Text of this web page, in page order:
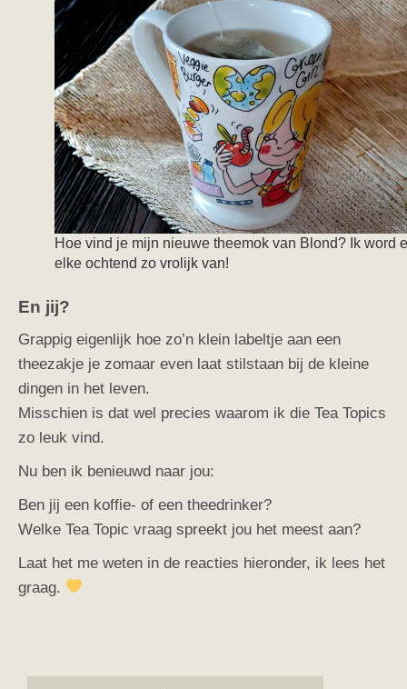
Hoe vind je mijn nieuwe theemok van Blond? Ik word
elke ochtend zo vrolijk van!
En jij?
Grappig eigenlijk hoe zo’n klein labeltje aan een
theezakje je zomaar even laat stilstaan bij de kleine
dingen in het leven.
Misschien is dat wel precies waarom ik die Tea Topics
zo leuk vind.
Nu ben ik benieuwd naar jou:
Ben jij een koffie- of een theedrinker?
Welke Tea Topic vraag spreekt jou het meest aan?
Laat het me weten in de reacties hieronder, ik lees het
graag.